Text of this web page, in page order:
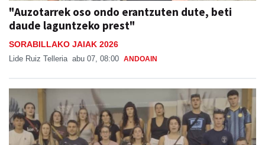
"Auzotarrek oso ondo erantzuten dute, beti
daude laguntzeko prest"
SORABILLAKO JAIAK 2026
Lide Ruiz Telleria abu 07, 08:00 ANDOAIN